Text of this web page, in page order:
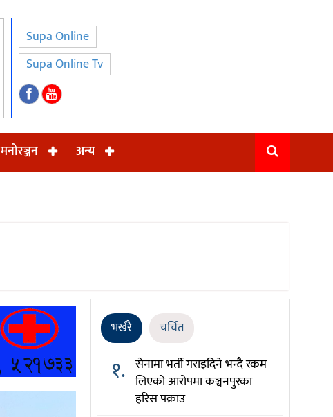
Supa Online
Supa Online Tv
मनोरञ्जन अन्य
भर्खरै चर्चित
१. सेनामा भर्ती गराइदिने भन्दै रकम
लिएको आरोपमा कञ्चनपुरका
हरिस पक्राउ